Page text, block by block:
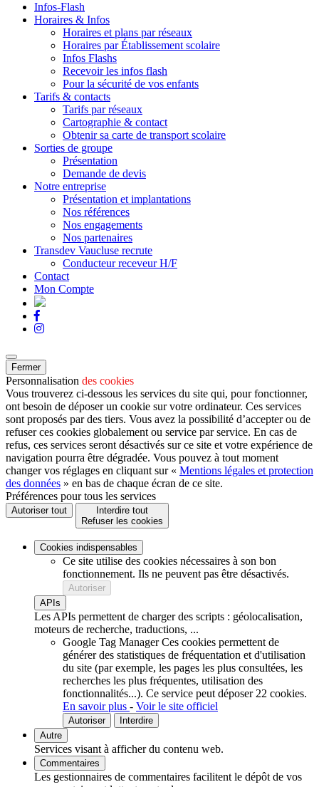
Infos-Flash
Horaires & Infos
Horaires et plans par réseaux
Horaires par Établissement scolaire
Infos Flashs
Recevoir les infos flash
Pour la sécurité de vos enfants
Tarifs & contacts
Tarifs par réseaux
Cartographie & contact
Obtenir sa carte de transport scolaire
Sorties de groupe
Présentation
Demande de devis
Notre entreprise
Présentation et implantations
Nos références
Nos engagements
Nos partenaires
Transdev Vaucluse recrute
Conducteur receveur H/F
Contact
Mon Compte
Fermer
Personnalisation des cookies
Vous trouverez ci-dessous les services du site qui, pour fonctionner,
ont besoin de déposer un cookie sur votre ordinateur. Ces services
sont proposés par des tiers. Vous avez la possibilité d’accepter ou de
refuser ces cookies globalement ou service par service. En cas de
refus, ces services seront désactivés sur ce site et votre expérience de
navigation pourra être dégradée. Vous pouvez à tout moment
changer vos réglages en cliquant sur « Mentions légales et protection
des données » en bas de chaque écran de ce site.
Préférences pour tous les services
Autoriser tout
Interdire tout
Refuser les cookies
Cookies indispensables
Ce site utilise des cookies nécessaires à son bon
fonctionnement. Ils ne peuvent pas être désactivés.
Autoriser
APIs
Les APIs permettent de charger des scripts : géolocalisation,
moteurs de recherche, traductions, ...
Google Tag Manager Ces cookies permettent de
générer des statistiques de fréquentation et d'utilisation
du site (par exemple, les pages les plus consultées, les
recherches les plus fréquentes, utilisation des
fonctionnalités...). Ce service peut déposer 22 cookies.
En savoir plus - Voir le site officiel
Autoriser
Interdire
Autre
Services visant à afficher du contenu web.
Commentaires
Les gestionnaires de commentaires facilitent le dépôt de vos